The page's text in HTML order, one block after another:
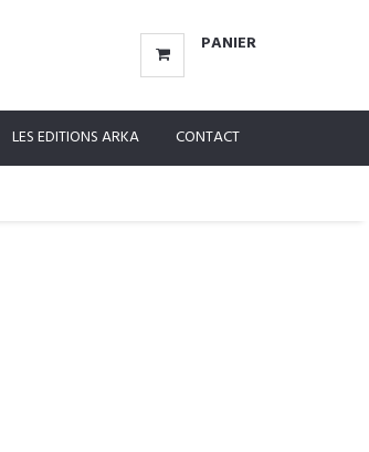
PANIER
LES EDITIONS ARKA CONTACT